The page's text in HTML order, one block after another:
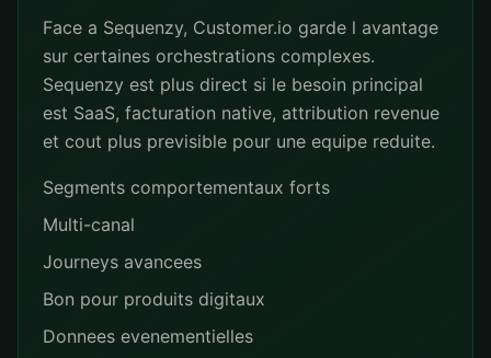
Face a Sequenzy, Customer.io garde l avantage
sur certaines orchestrations complexes.
Sequenzy est plus direct si le besoin principal
est SaaS, facturation native, attribution revenue
et cout plus previsible pour une equipe reduite.
Segments comportementaux forts
Multi-canal
Journeys avancees
Bon pour produits digitaux
Donnees evenementielles